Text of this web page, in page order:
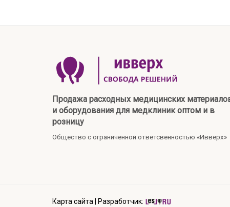
Продажа расходных медицинских
и оборудования для медклиник оптом и в
розницу
Общество с ограниченной ответсвенностью «Ивверх»
Карта сайта Разработчик: